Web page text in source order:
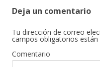
Deja un comentario
Tu dirección de correo
campos obligatorios
Comentario